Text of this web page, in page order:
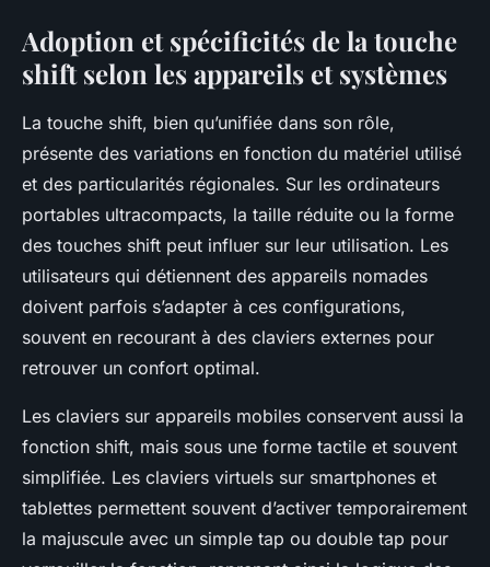
Adoption et spécificités de la touche
shift selon les appareils et systèmes
La touche shift, bien qu’unifiée dans son rôle,
présente des variations en fonction du matériel utilisé
et des particularités régionales. Sur les ordinateurs
portables ultracompacts, la taille réduite ou la forme
des touches shift peut influer sur leur utilisation. Les
utilisateurs qui détiennent des appareils nomades
doivent parfois s’adapter à ces configurations,
souvent en recourant à des claviers externes pour
retrouver un confort optimal.
Les claviers sur appareils mobiles conservent aussi la
fonction shift, mais sous une forme tactile et souvent
simplifiée. Les claviers virtuels sur smartphones et
tablettes permettent souvent d’activer temporairement
la majuscule avec un simple tap ou double tap pour